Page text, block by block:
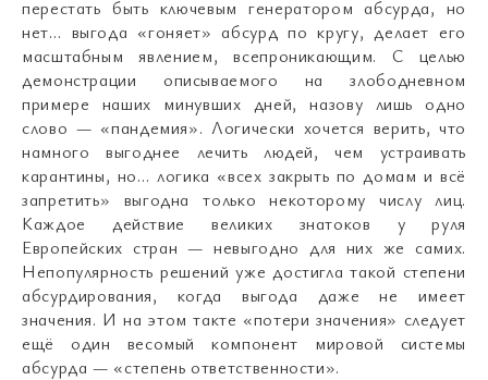
перестать быть ключевым генератором абсурда, но
нет… выгода «гоняет» абсурд по кругу, делает его
масштабным явлением, всепроникающим. С целью
демонстрации описываемого на злободневном
примере наших минувших дней, назову лишь одно
слово — «пандемия». Логически хочется верить, что
намного выгоднее лечить людей, чем устраивать
карантины, но… логика «всех закрыть по домам и всё
запретить» выгодна только некоторому числу лиц.
Каждое действие великих знатоков у руля
Европейских стран — невыгодно для них же самих.
Непопулярность решений уже достигла такой степени
абсурдирования, когда выгода даже не имеет
значения. И на этом такте «потери значения» следует
ещё один весомый компонент мировой системы
абсурда — «степень ответственности».